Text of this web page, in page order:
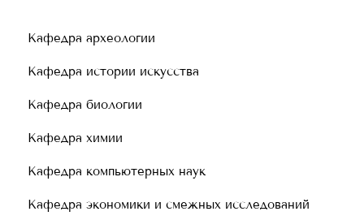
Кафедра археологии
Кафедра истории искусства
Кафедра биологии
Кафедра химии
Кафедра компьютерных наук
Кафедра экономики и смежных исследований